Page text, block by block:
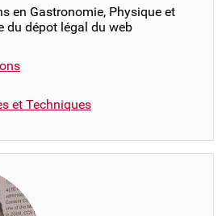
en Gastronomie, Physique et
du dépot légal du web
et Techniques